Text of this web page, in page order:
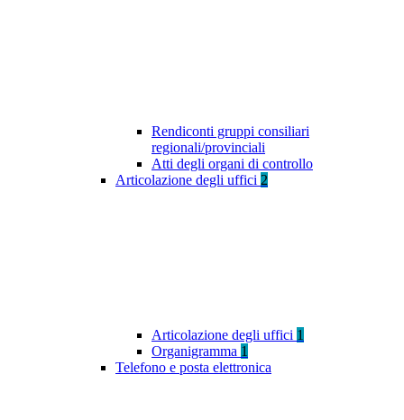
Rendiconti gruppi consiliari
regionali/provinciali
Atti degli organi di controllo
Articolazione degli uffici 2
Articolazione degli uffici 1
Organigramma 1
Telefono e posta elettronica